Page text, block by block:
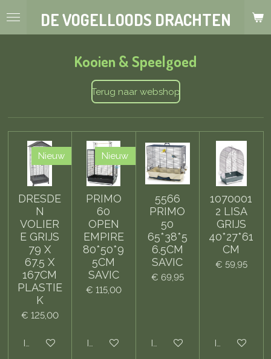
Ga
DE VOGELLOODS DRACHTEN
Kooien & Speelgoed
Terug naar webshop
Nieuw
DRESDE
N
VOLIER
E GRIJS
79 X
67.5 X
167CM
PLASTIE
K
€ 125,00
In winkelwagen
Nieuw
PRIMO
60
OPEN
EMPIRE
80*50*9
5CM
SAVIC
€ 115,00
In winkelwagen
5566
PRIMO
50
65*38*5
6.5CM
SAVIC
€ 69,95
In winkelwagen
1070001
2 LISA
GRIJS
40*27*61
CM
€ 59,95
In